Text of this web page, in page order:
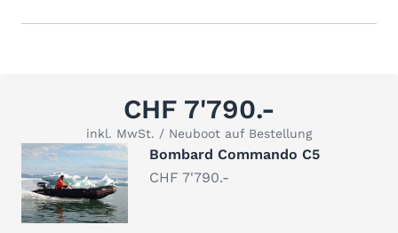
CHF 7'790.-
inkl. MwSt. / Neuboot auf Bestellung
Bombard Commando C5
CHF 7'790.-